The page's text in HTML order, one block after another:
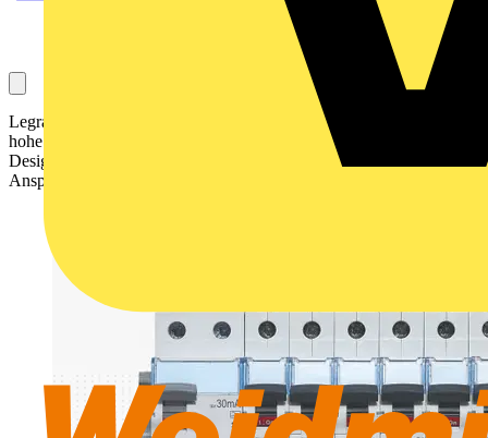
Legrand bietet mit dem neuen Verteilereinbaugeräte-Programm TX³
hohe Qualität, mehr Sicherheit, eine einfache Montage, klares
Design und viel Flexibilität. Damit kann der Handwerker die
Ansprüche des Wohn- und Objektbaus sowie der Industrie erfüllen.